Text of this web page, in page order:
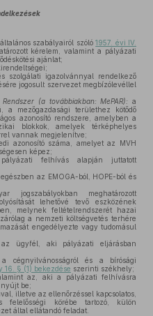
szabályairól szóló1957. évi IV.
kérelem, valamint a pályázati
ajánlat;
szolgálati igazolvánnyal rendelkező
jogosult szervezet megbízólevéllel
(a továbbiakban: MePAR): a
a mezőgazdasági területhez kötődő
azonosító rendszere, amelyben a
blokkok, amelyek térképhelyes
vannak megjelenítve;
azonosító száma, amelyet az MVH
képez;
felhívás alapján juttatott
az EMOGA-ból, HOPE-ból és
jogszabályokban meghatározott
lehetővé tevő eszközének
melynek feltételrendszerét hazai
a nemzeti költségvetés terhére
engedélyezte vagy tudomásul
ügyfél, aki pályázati eljárásban
cégnyilvánosságról és a bírósági
16. § (1) bekezdése szerinti székhely;
az, aki a pályázati felhívásra
nyújt be;
illetve az ellenőrzéssel kapcsolatos,
felelősségi körébe tartozó, külön
által ellátandó feladat.